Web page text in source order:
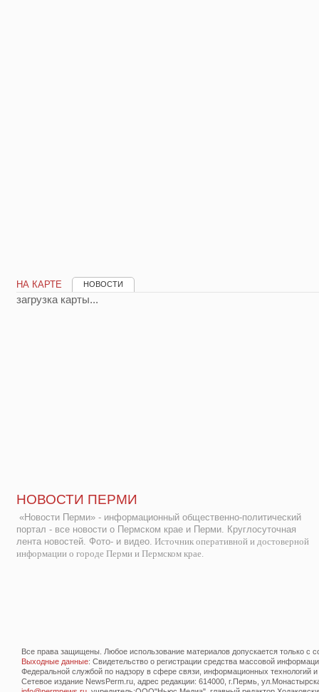
НА КАРТЕ НОВОСТИ
загрузка карты...
НОВОСТИ ПЕРМИ
«Новости Перми» - информационный общественно-политический
портал - все новости о Пермском крае и Перми. Круглосуточная
лента новостей. Фото- и видео. Источник оперативной и достоверной
информации о городе Перми и Пермском крае.
Все права защищены. Любое использование материалов допускается только с
Выходные данные: Свидетельство о регистрации средства массовой
Федеральной службой по надзору в сфере связи, информационных технологий
Сетевое издание NewsPerm.ru, адрес редакции: 614000, г.Пермь,